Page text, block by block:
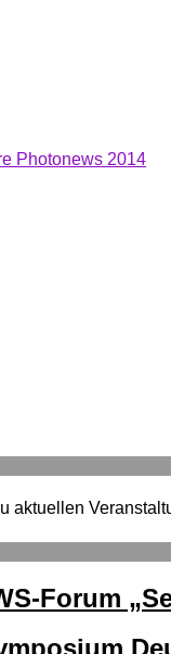
Photonews 2014
aktuellen
Forum